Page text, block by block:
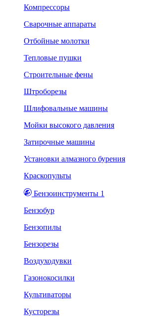
Компрессоры
Сварочные аппараты
Отбойные молотки
Тепловые пушки
Строительные фены
Штроборезы
Шлифовальные машины
Мойки высокого давления
Затирочные машины
Установки алмазного бурения
Краскопульты
Бензоинструменты 1
Бензобур
Бензопилы
Бензорезы
Воздуходувки
Газонокосилки
Культиваторы
Кусторезы